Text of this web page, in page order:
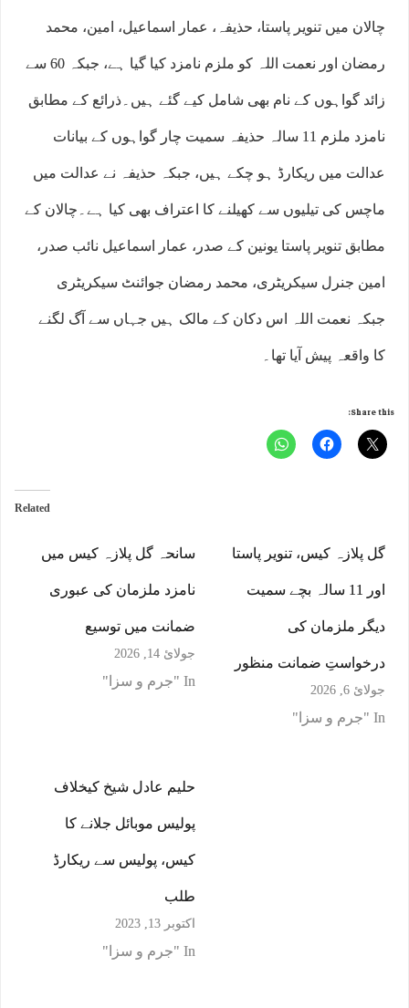
چالان میں تنویر پاستا، حذیفہ، عمار اسماعیل، امین، محمد
رمضان اور نعمت اللہ کو ملزم نامزد کیا گیا ہے، جبکہ 60 سے
زائد گواہوں کے نام بھی شامل کیے گئے ہیں۔ذرائع کے مطابق
نامزد ملزم 11 سالہ حذیفہ سمیت چار گواہوں کے بیانات
عدالت میں ریکارڈ ہو چکے ہیں، جبکہ حذیفہ نے عدالت میں
ماچس کی تیلیوں سے کھیلنے کا اعتراف بھی کیا ہے۔چالان کے
مطابق تنویر پاستا یونین کے صدر، عمار اسماعیل نائب صدر،
امین جنرل سیکریٹری، محمد رمضان جوائنٹ سیکریٹری
جبکہ نعمت اللہ اس دکان کے مالک ہیں جہاں سے آگ لگنے
کا واقعہ پیش آیا تھا۔
Share this:
Related
سانحہ گل پلازہ کیس میں
نامزد ملزمان کی عبوری
ضمانت میں توسیع
جولائ 14, 2026
In "جرم و سزا"
گل پلازہ کیس، تنویر پاستا
اور 11 سالہ بچے سمیت
دیگر ملزمان کی
درخواستِ ضمانت منظور
جولائ 6, 2026
In "جرم و سزا"
حلیم عادل شیخ کیخلاف
پولیس موبائل جلانے کا
کیس، پولیس سے ریکارڈ
طلب
اکتوبر 13, 2023
In "جرم و سزا"